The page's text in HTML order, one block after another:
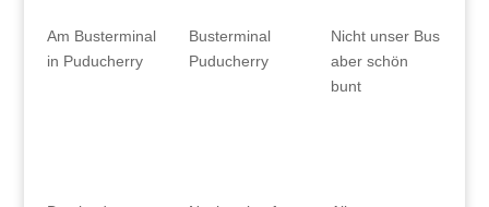
Am Busterminal
in Puducherry
Busterminal
Puducherry
Nicht unser Bus
aber schön
bunt